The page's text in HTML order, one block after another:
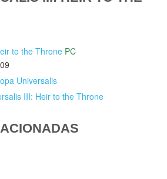
to the Throne PC
Universalis
III: Heir to the Throne